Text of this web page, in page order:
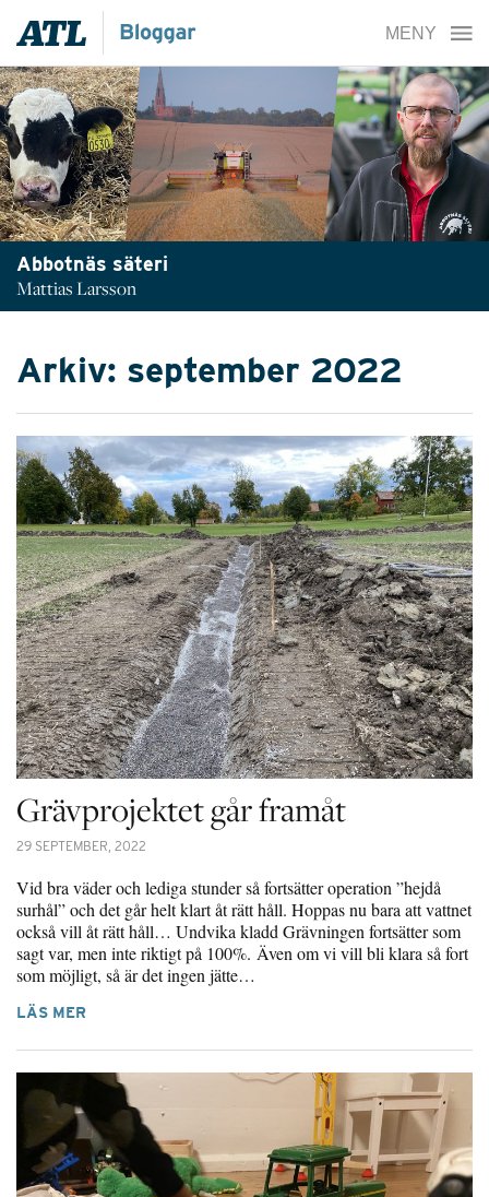
Abbotnäs säteri
Mattias Larsson
Arkiv: september 2022
Grävprojektet går framåt
29 SEPTEMBER, 2022
Vid bra väder och lediga stunder så fortsätter operation ”hejdå
surhål” och det går helt klart åt rätt håll. Hoppas nu bara att vattnet
också vill åt rätt håll… Undvika kladd Grävningen fortsätter som
sagt var, men inte riktigt på 100%. Även om vi vill bli klara så fort
som möjligt, så är det ingen jätte…
LÄS MER